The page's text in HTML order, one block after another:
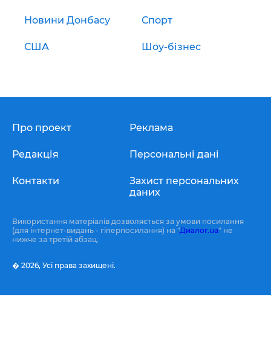
Новини Донбасу Спорт
США Шоу-бізнес
Про проект
Редакція
Контакти
Реклама
Персональні дані
Захист персональних
даних
Використання матеріалів дозволяється за умови посилання
(для інтернет-видань - гіперпосилання) на "Диалог.ua" не
нижче за третій абзац.
� 2026, Усі права захищені.